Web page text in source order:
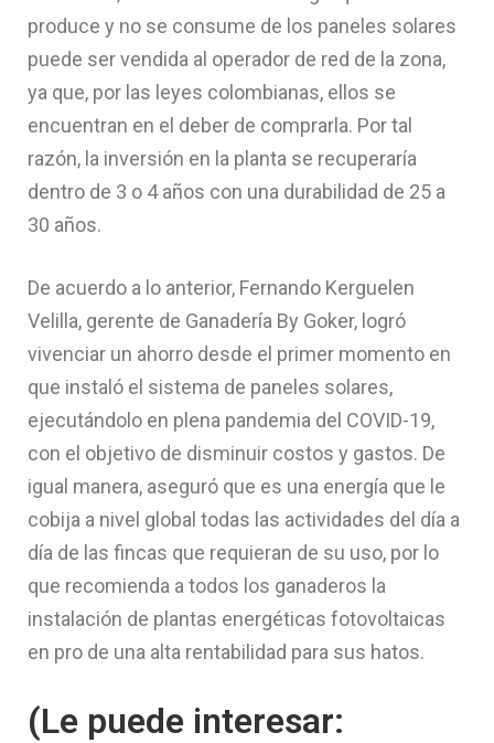
produce y no se consume de los paneles solares
puede ser vendida al operador de red de la zona,
ya que, por las leyes colombianas, ellos se
encuentran en el deber de comprarla. Por tal
razón, la inversión en la planta se recuperaría
dentro de 3 o 4 años con una durabilidad de 25 a
30 años.
De acuerdo a lo anterior, Fernando Kerguelen
Velilla, gerente de Ganadería By Goker, logró
vivenciar un ahorro desde el primer momento en
que instaló el sistema de paneles solares,
ejecutándolo en plena pandemia del COVID-19,
con el objetivo de disminuir costos y gastos. De
igual manera, aseguró que es una energía que le
cobija a nivel global todas las actividades del día a
día de las fincas que requieran de su uso, por lo
que recomienda a todos los ganaderos la
instalación de plantas energéticas fotovoltaicas
en pro de una alta rentabilidad para sus hatos.
(Le puede interesar: